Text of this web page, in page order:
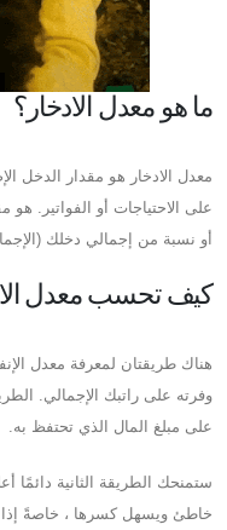
ما هو معدل الادخار؟
معدل الادخار هو مقدار الدخل
على الاحتياجات أو الفواتير.
أو نسبة من إجمالي دخلك
كيف تحسب معدل
هناك طريقتان لمعرفة معدل
وفرته على راتبك الإجمالي.
على مبلغ المال الذي تحتفظ به.
ستمنحك الطريقة الثانية دائمًا
خاطئ ويسهل كسرها ، خاصةً إذا